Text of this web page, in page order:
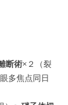
断術×２（裂
眼多焦点同日